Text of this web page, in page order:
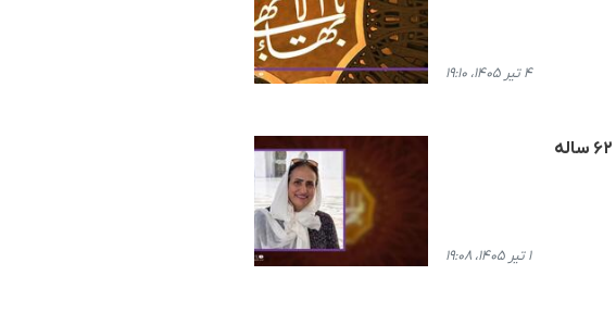
۴ تیر ۱۴۰۵، ۱۹:۱۰
۱ تیر ۱۴۰۵، ۱۹:۰۸